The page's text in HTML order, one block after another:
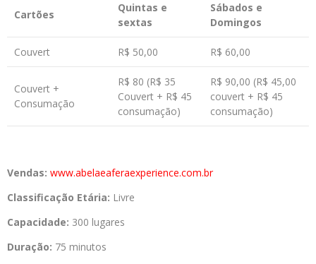
Cartões
Quintas e
sextas
Sábados e
Domingos
Couvert R$ 50,00 R$ 60,00
Couvert +
Consumação
R$ 80 (R$ 35
Couvert + R$ 45
consumação)
R$ 90,00 (R$ 45,00
couvert + R$ 45
consumação)
Vendas: www.abelaeaferaexperience.com.br
Classificação Etária: Livre
Capacidade: 300 lugares
Duração: 75 minutos